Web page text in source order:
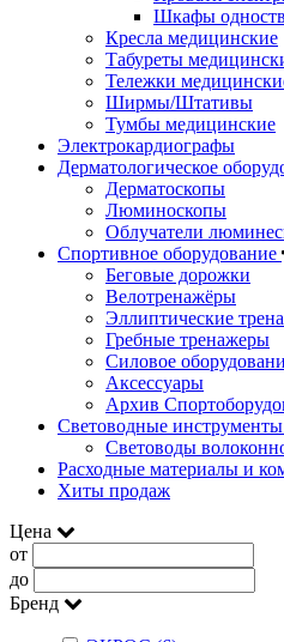
Шкафы
Кресла медицинские
Табуреты
Тележки
Ширмы/Штативы
Тумбы медицинские
Электрокардиографы
Дерматологическое
Дерматоскопы
Люминоскопы
Облучатели
Спортивное оборудование
Беговые дорожки
Велотренажёры
Эллиптические
Гребные тренажеры
Силовое
Аксессуары
Архив
Световодные инструменты
Световоды
Расходные материалы и
Хиты продаж
Цена
от
до
Бренд